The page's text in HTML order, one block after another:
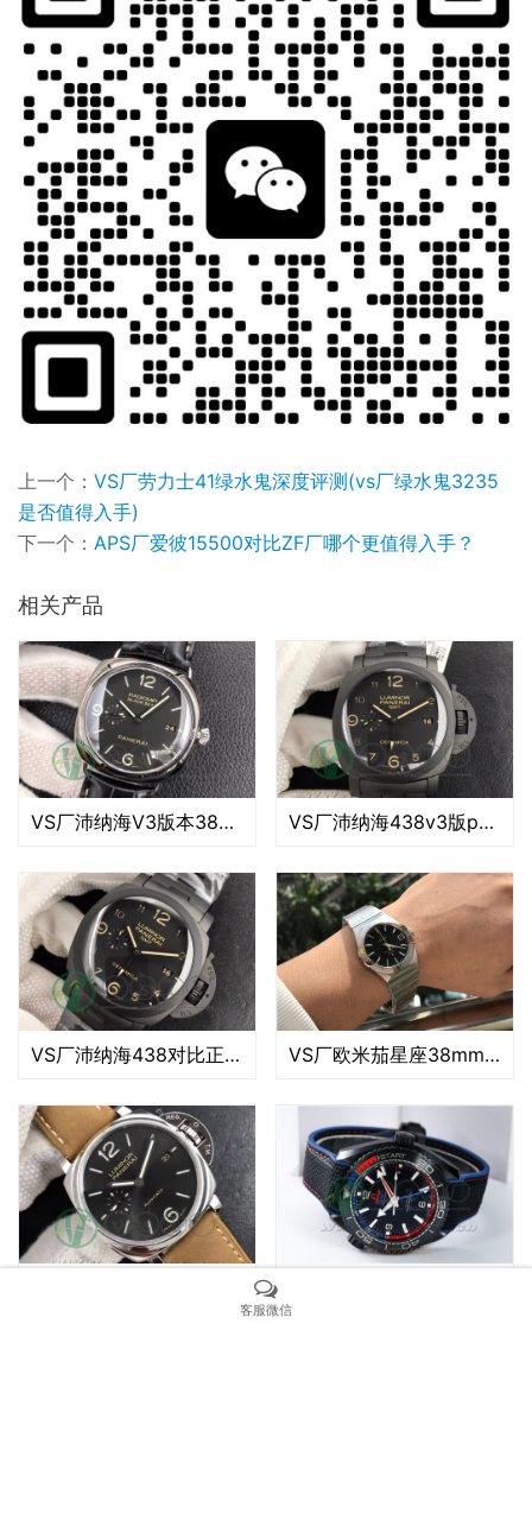
上一个： VS厂劳力士41绿水鬼深度评测(vs厂绿水鬼3235
是否值得入手)
下一个： APS厂爱彼15500对比ZF厂哪个更值得入手？
相关产品
VS厂沛纳海V3版本388做工评测（VS厂沛纳海388v3版值得入手吗） VS厂沛纳海438v3版p9001机芯稳定性怎么样
VS厂沛纳海438对比正品评测（VS沛纳海438真假对比） VS厂欧米茄星座38mm评测（VS厂星座38mm做工有破绽吗）
客服微信